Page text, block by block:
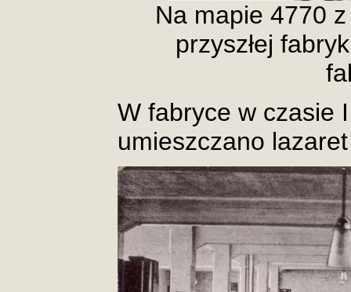
Na mapie 4770
przyszłej
W fabryce w czasie
umieszczano